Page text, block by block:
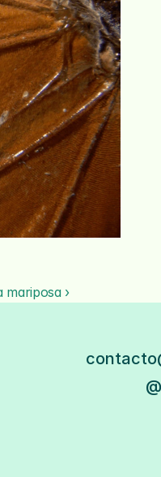
mariposa ›